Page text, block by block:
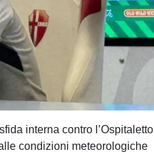
interna contro l’Ospitaletto
condizioni meteorologiche